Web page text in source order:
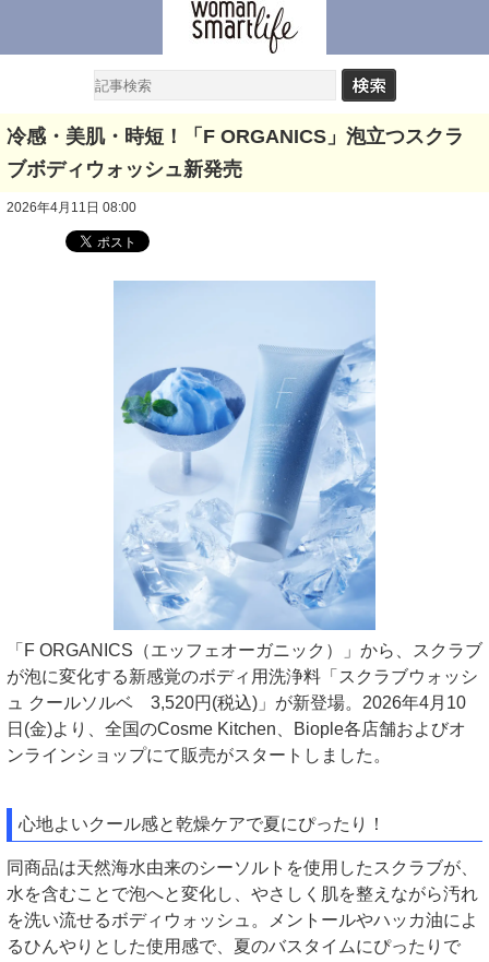
冷感・美肌・時短！「F ORGANICS」泡立つスクラ
ブボディウォッシュ新発売
2026年4月11日 08:00
「F ORGANICS（エッフェオーガニック）」から、スクラブ
が泡に変化する新感覚のボディ用洗浄料「スクラブウォッシ
ュ クールソルベ 3,520円(税込)」が新登場。2026年4月10
日(金)より、全国のCosme Kitchen、Biople各店舗およびオ
ンラインショップにて販売がスタートしました。
心地よいクール感と乾燥ケアで夏にぴったり！
同商品は天然海水由来のシーソルトを使用したスクラブが、
水を含むことで泡へと変化し、やさしく肌を整えながら汚れ
を洗い流せるボディウォッシュ。メントールやハッカ油によ
るひんやりとした使用感で、夏のバスタイムにぴったりで